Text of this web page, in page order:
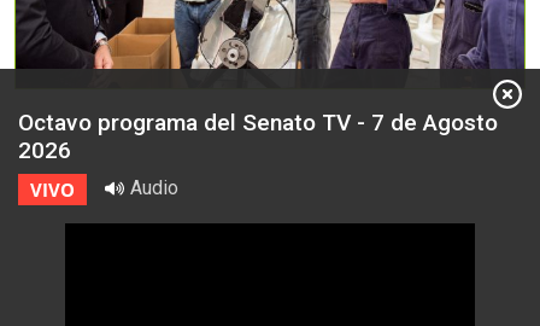
Octavo programa del Senato TV - 7 de Agosto
2026
VIVO Audio